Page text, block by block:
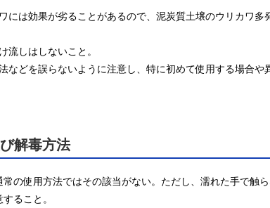
は効果が劣ることがあるので、泥炭質土壌のウリカワ多
流しはしないこと。
などを誤らないように注意し、特に初めて使用する場合
解毒方法
の使用方法ではその該当がない。ただし、濡れた手で触ら
ること。